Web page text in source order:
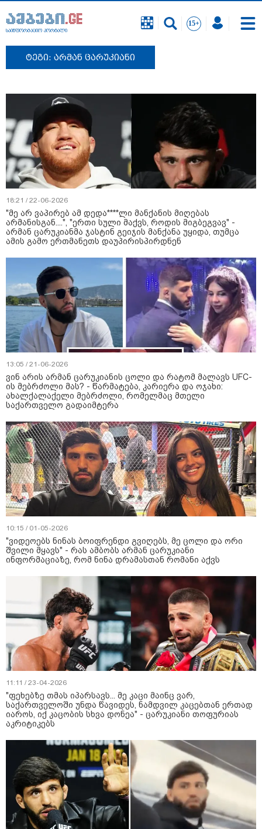
საინფორმაციო პორტალი
ტეგი: არმან ცარუკიანი
18:21 / 22-06-2026
"მე არ ვაპირებ ამ დედა****ლი მანქანის მიღებას
არმანისგან....", "ერთი სული მაქვს, როდის მიგბეგვავ" -
არმან ცარუკიანმა ჯასტინ გეიჯის მანქანა უყიდა, თუმცა
ამის გამო ერთმანეთს დაუპირისპირდნენ
13:05 / 21-06-2026
ვინ არის არმან ცარუკიანის ცოლი და რატომ მალავს UFC-
ის მებრძოლი მას? - წარმატება, კარიერა და ოჯახი:
ახალქალაქელი მებრძოლი, რომელმაც მთელი
საქართველო გადაიმტერა
10:15 / 01-05-2026
"ვიდეოებს ნინას ბოიფრენდი გვიღებს, მე ცოლი და ორი
შვილი მყავს" - რას ამბობს არმან ცარუკიანი
ინფორმაციაზე, რომ ნინა დრამასთან რომანი აქვს
11:11 / 23-04-2026
"ფეხებზე თმას იპარსავს... მე კაცი მაინც ვარ,
საქართველოში უნდა წავიდეს, ნამდვილ კაცებთან ერთად
იაროს, იქ კაცობის სხვა დონეა" - ცარუკიანი თოფურიას
აკრიტიკებს